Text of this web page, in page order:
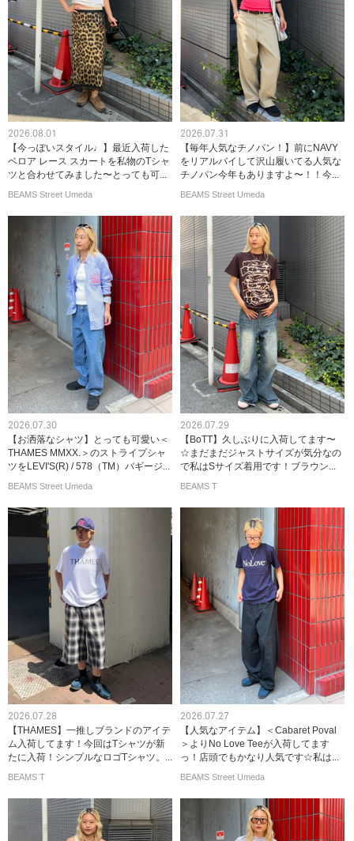
2026.08.01
【今っぽいスタイル♩】最近入荷した
ベロア レース スカートを私物のTシャ
ツと合わせてみました〜とっても可...
BEAMS Street Umeda
2026.07.31
【毎年人気なチノパン！】前にNAVY
をリアルバイして沢山履いてる人気な
チノパン今年もありますよ〜！！今...
BEAMS Street Umeda
2026.07.30
【お洒落なシャツ】とっても可愛い＜
THAMES MMXX.＞のストライプシャ
ツをLEVI'S(R) / 578（TM）バギージ...
BEAMS Street Umeda
2026.07.29
【BoTT】久しぶりに入荷してます〜
☆まだまだジャストサイズが気分なの
で私はSサイズ着用です！ブラウン...
BEAMS T
2026.07.28
【THAMES】一推しブランドのアイテ
ム入荷してます！今回はTシャツが新
たに入荷！シンプルなロゴTシャツ。...
BEAMS T
2026.07.27
【人気なアイテム】＜Cabaret Poval
＞よりNo Love Teeが入荷してます
っ！店頭でもかなり人気です☆私は...
BEAMS Street Umeda